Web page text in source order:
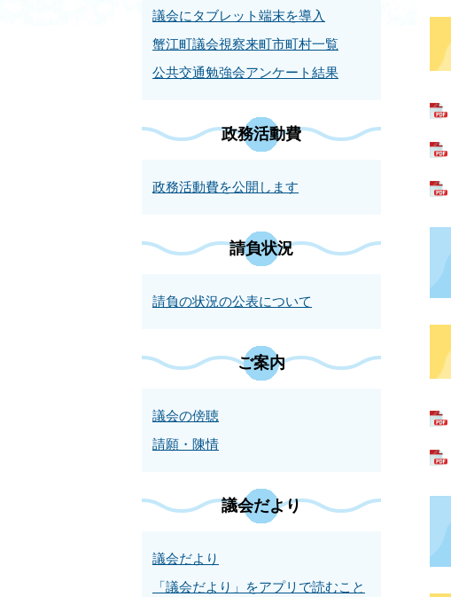
議会にタブレット端末を導入
蟹江町議会視察来町市町村一覧
公共交通勉強会アンケート結果
政務活動費
政務活動費を公開します
請負状況
請負の状況の公表について
ご案内
議会の傍聴
請願・陳情
議会だより
議会だより
「議会だより」をアプリで読むこと